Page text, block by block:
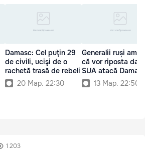
Damasc: Cel puţin 29
de civili, ucişi de o
rachetă trasă de rebeli
20 Мар. 22:30
Generalii ruși
că vor riposta
SUA atacă
13 Мар. 22:50
1 203